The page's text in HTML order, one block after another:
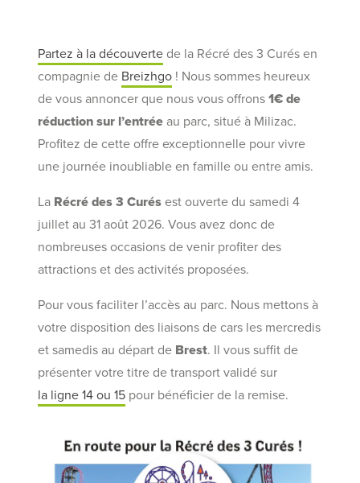
Partez à la découverte de la Récré des 3 Curés en
compagnie de Breizhgo ! Nous sommes heureux
de vous annoncer que nous vous offrons1€ de
réduction sur l’entrée au parc, situé à Milizac.
Profitez de cette offre exceptionnelle pour vivre
une journée inoubliable en famille ou entre amis.
La Récré des 3 Curés est ouverte du samedi 4
juillet au 31 août 2026. Vous avez donc de
nombreuses occasions de venir profiter des
attractions et des activités proposées.
Pour vous faciliter l’accès au parc. Nous mettons à
votre disposition des liaisons de cars les mercredis
et samedis au départ de Brest. Il vous suffit de
présenter votre titre de transport validé sur
la ligne 14 ou 15 pour bénéficier de la remise.